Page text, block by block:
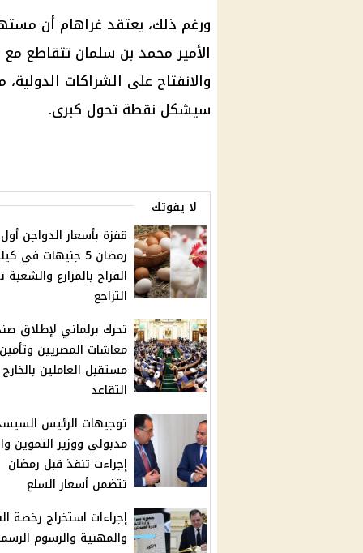
الأمير محمد بن سلمان تتقاطع مع
والانفتاح على الشراكات
سيشكل نقطة تحول كبرى.
لا يفوتك
قفزة بأسعار الدواجن
رمضان 5 جنيهات في
الفراخ بالمزارع والشعبة
التراجع
تحرك برلماني لإطلاق
معاشات المصريين وتأمين
مستقبل العاملين
التقاعد
توجيهات الرئيس
مدبولي ووزير التموين
إجراءت تنفذ قبل رمضان
تتضمن أسعار السلع
إجراءات استخراج رخصة
والمهنية والرسوم